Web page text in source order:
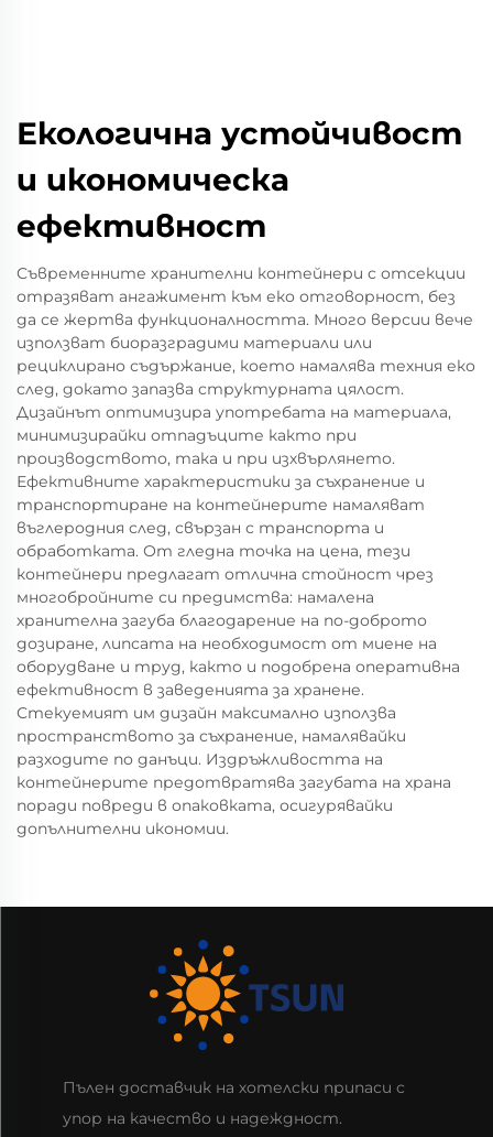
Екологична устойчивост
и икономическа
ефективност
Съвременните хранителни контейнери с отсекции
отразяват ангажимент към еко отговорност, без
да се жертва функционалността. Много версии вече
използват биоразградими материали или
рециклирано съдържание, което намалява техния еко
след, докато запазва структурната цялост.
Дизайнът оптимизира употребата на материала,
минимизирайки отпадъците както при
производството, така и при изхвърлянето.
Ефективните характеристики за съхранение и
транспортиране на контейнерите намаляват
въглеродния след, свързан с транспорта и
обработката. От гледна точка на цена, тези
контейнери предлагат отлична стойност чрез
многобройните си предимства: намалена
хранителна загуба благодарение на по-доброто
дозиране, липсата на необходимост от миене на
оборудване и труд, както и подобрена оперативна
ефективност в заведенията за хранене.
Стекуемият им дизайн максимално използва
пространството за съхранение, намалявайки
разходите по данъци. Издръжливостта на
контейнерите предотвратява загубата на храна
поради повреди в опаковката, осигурявайки
допълнителни икономии.
Пълен доставчик на хотелски припаси с
упор на качество и надеждност.